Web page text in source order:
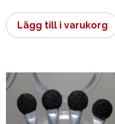
Lägg till i varukorg